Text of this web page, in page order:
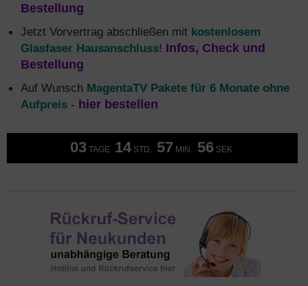
Bestellung
Jetzt Vorvertrag abschließen mit kostenlosem
Glasfaser Hausanschluss! Infos, Check und
Bestellung
Auf Wunsch MagentaTV Pakete für 6 Monate ohne
Aufpreis - hier bestellen
03 TAGE 14 STD. 57 MIN. 55 SEK.